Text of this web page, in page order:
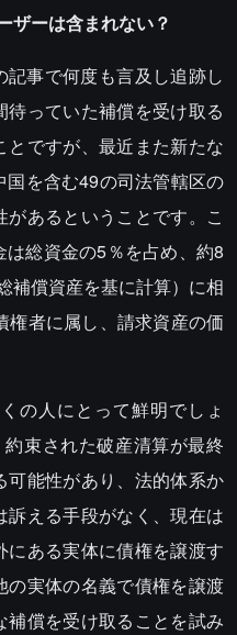
ザーは含まれない？
事で何度も言及し追跡し
っていた補償を受け取る
とですが、最近また新たな
を含む49の司法管轄区の
あるということです。こ
総資金の5％を占め、約8
補償資産を基に計算）に相
権者に属し、請求資産の価
の人にとって鮮明でしょ
束された破産清算が最終
可能性があり、法的体系か
訴える手段がなく、現在は
ある実体に債権を譲渡す
の実体の名義で債権を譲渡
償を受け取ることを試み